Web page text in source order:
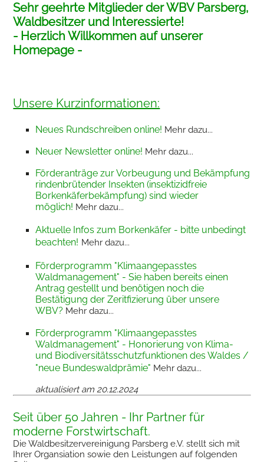
Sehr geehrte Mitglieder der WBV Parsberg,
Waldbesitzer und Interessierte!
- Herzlich Willkommen auf unserer
Homepage -
Unsere Kurzinformationen:
Neues Rundschreiben online! Mehr dazu...
Neuer Newsletter online! Mehr dazu...
Förderanträge zur Vorbeugung und Bekämpfung
rindenbrütender Insekten (insektizidfreie
Borkenkäferbekämpfung) sind wieder
möglich! Mehr dazu...
Aktuelle Infos zum Borkenkäfer - bitte unbedingt
beachten! Mehr dazu...
Förderprogramm "Klimaangepasstes
Waldmanagement" - Sie haben bereits einen
Antrag gestellt und benötigen noch die
Bestätigung der Zeritfizierung über unsere
WBV? Mehr dazu...
Förderprogramm "Klimaangepasstes
Waldmanagement" - Honorierung von Klima-
und Biodiversitätsschutzfunktionen des Waldes /
"neue Bundeswaldprämie" Mehr dazu...
aktualisiert am 20.12.2024
Seit über 50 Jahren - Ihr Partner für
moderne Forstwirtschaft.
Die Waldbesitzervereinigung Parsberg e.V. stellt sich mit
Ihrer Organsiation sowie den Leistungen auf folgenden